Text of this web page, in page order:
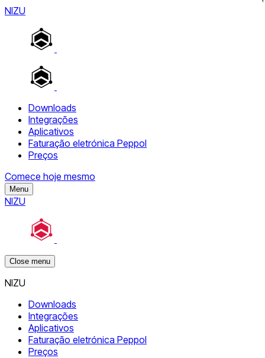
NIZU
Downloads
Integrações
Aplicativos
Faturação eletrónica Peppol
Preços
Comece hoje mesmo
Menu
NIZU
Close menu
NIZU
Downloads
Integrações
Aplicativos
Faturação eletrónica Peppol
Preços